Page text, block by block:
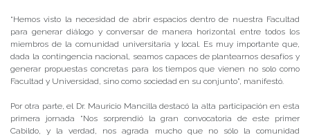
“Hemos visto la necesidad de abrir espacios dentro de nuestra Facultad
para generar diálogo y conversar de manera horizontal entre todos los
miembros de la comunidad universitaria y local. Es muy importante que,
dada la contingencia nacional, seamos capaces de plantearnos desafíos y
generar propuestas concretas para los tiempos que vienen no solo como
Facultad y Universidad, sino como sociedad en su conjunto”, manifestó.
Por otra parte, el Dr. Mauricio Mancilla destacó la alta participación en esta
primera jornada “Nos sorprendió la gran convocatoria de este primer
Cabildo, y la verdad, nos agrada mucho que no sólo la comunidad